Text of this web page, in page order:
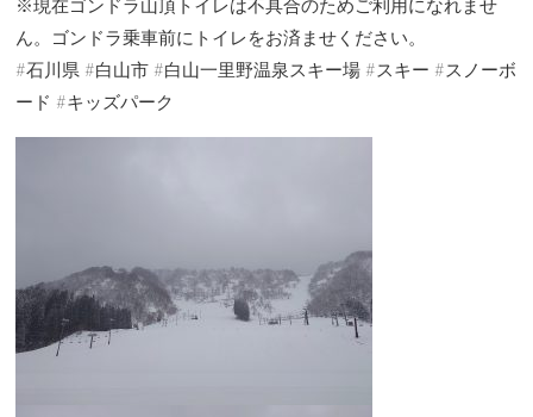
※現在ゴンドラ山頂トイレは不具合のためご利用になれませ
ん。ゴンドラ乗車前にトイレをお済ませください。
#石川県 #白山市 #白山一里野温泉スキー場 #スキー #スノーボ
ード #キッズパーク